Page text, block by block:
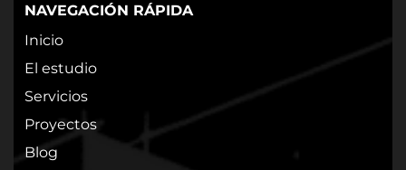
NAVEGACIÓN RÁPIDA
Inicio
El estudio
Servicios
Proyectos
Blog